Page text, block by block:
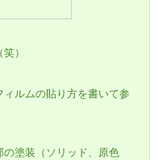
）
ルムの貼り方を書いて参
の塗装（ソリッド、原色